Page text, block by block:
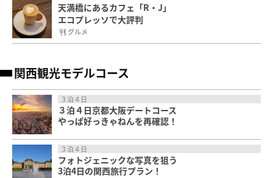
天満橋にあるカフェ「R・J」
エコプレッソで大評判
グルメ
関西観光モデルコース
３泊４日
３泊４日京都大阪デートコース
やっぱ好っきゃねんを再確認！
３泊４日
フォトジェニックな写真を狙う
3泊4日の関西旅行プラン！